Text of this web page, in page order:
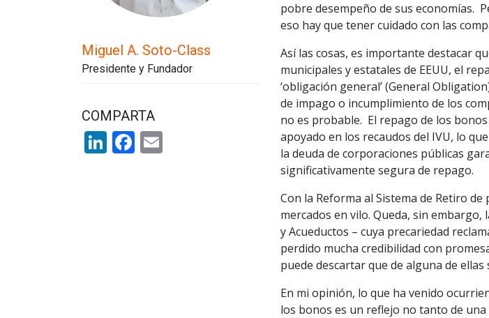
Miguel A. Soto-Class
Presidente y Fundador
COMPARTA
LinkedIn
Facebook
pobre desempeño de sus economías.
eso hay que tener cuidado con las
Así las cosas, es importante destacar
municipales y estatales de EEUU, el
‘obligación general’ (General
de impago o incumplimiento de los
no es probable. El repago de los
apoyado en los recaudos del IVU, lo
la deuda de corporaciones públicas
significativamente segura de repago.
Con la Reforma al Sistema de Retiro
mercados en vilo. Queda, sin
y Acueductos – cuya precariedad
perdido mucha credibilidad con
puede descartar que de alguna de
En mi opinión, lo que ha venido
los bonos es un reflejo no tanto de